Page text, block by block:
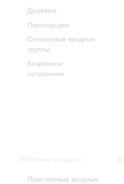
Душевые
Перегородки
Стеклянные входные
группы
Безрамное
остекление
Пластиковые входные